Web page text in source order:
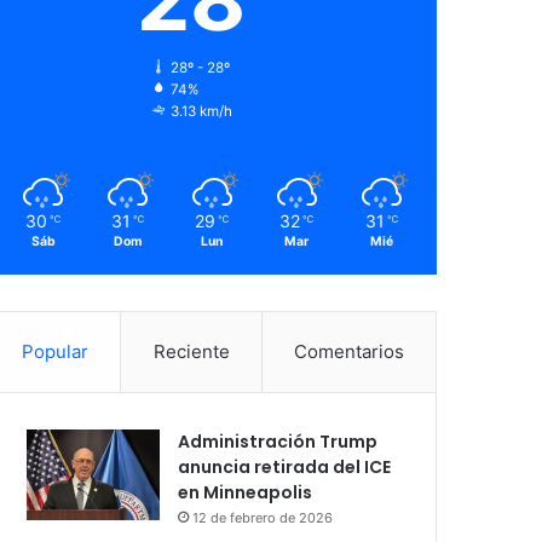
28º - 28º
74%
3.13 km/h
30 ℃
Sáb
31 ℃
Dom
29 ℃
Lun
32 ℃
Mar
31 ℃
Mié
Popular Reciente Comentarios
Administración Trump
anuncia retirada del ICE
en Minneapolis
12 de febrero de 2026